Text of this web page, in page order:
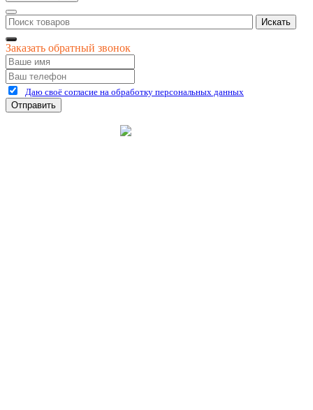
Искать
Заказать обратный звонок
Даю своё согласие на обработку персональных данных
Отправить